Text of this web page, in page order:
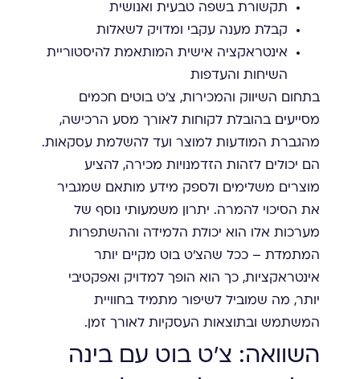
תקשורת בשפה טבעית ואנושית
קבלת מענה עקבי ומדויק לשאלות
אינטראקציה אישית המותאמת להיסטוריית
השיחות והעדפות
בתחום השיווק והמכירות, צ'ט בוטים חכמים
מסייעים בהובלת לקוחות לאורך מסע הרכישה,
מהגברת המודעות למוצר ועד להשלמת עסקאות.
הם יכולים לזהות הזדמנויות מכירה, להציע
מוצרים משלימים ולספק מידע מותאם שמגביר
את הסיכוי להמרה. יתרון משמעותי נוסף של
מערכות אלו הוא יכולת הלמידה וההשתפרות
המתמדת – ככל שהצ'ט בוט מקיים יותר
אינטראקציות, כך הוא הופך למדויק ואפקטיבי
יותר, מה שמוביל לשיפור מתמיד בחוויית
המשתמש ובתוצאות העסקיות לאורך זמן.
השוואה: צ'ט בוט עם בינה